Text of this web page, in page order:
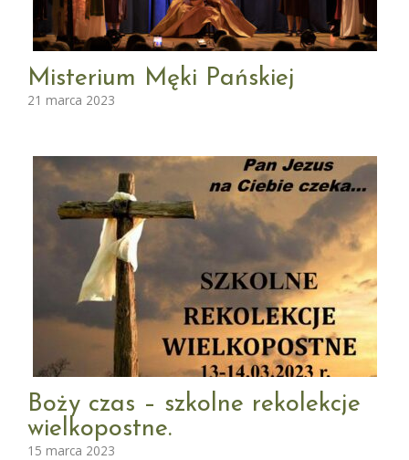
Misterium Męki Pańskiej
21 marca 2023
Boży czas – szkolne rekolekcje
wielkopostne.
15 marca 2023